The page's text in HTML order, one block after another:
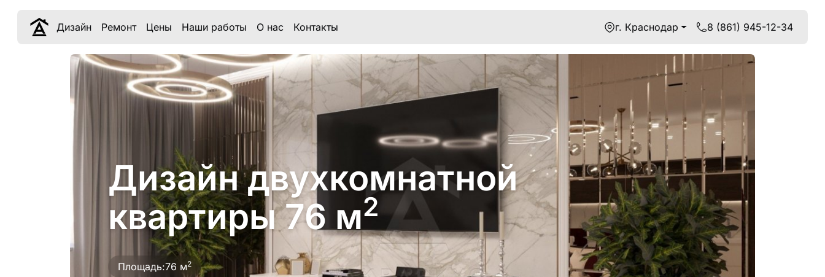
Дизайн Ремонт Цены Наши работы О нас Контакты г. Краснодар 8 (861) 945-12-34
Дизайн двухкомнатной
квартиры 76 м2
Площадь:76 м2